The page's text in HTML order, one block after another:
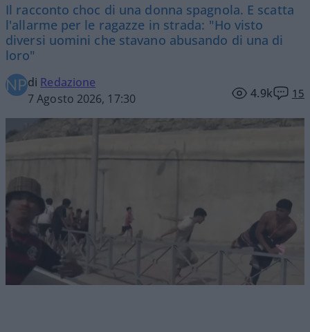
Il racconto choc di una donna spagnola. E scatta
l'allarme per le ragazze in strada: "Ho visto
diversi uomini che stavano abusando di una di
loro"
di Redazione
7 Agosto 2026, 17:30
4.9k 15